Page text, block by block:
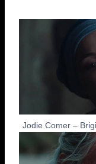
Jodie Comer –